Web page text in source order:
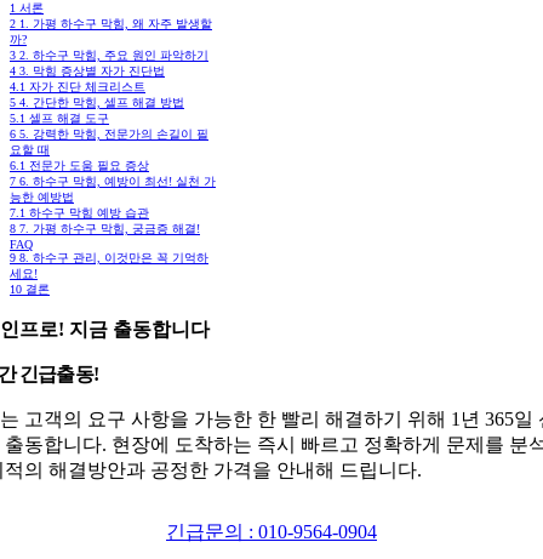
1 서론
2 1. 가평 하수구 막힘, 왜 자주 발생할
까?
3 2. 하수구 막힘, 주요 원인 파악하기
4 3. 막힘 증상별 자가 진단법
4.1 자가 진단 체크리스트
5 4. 간단한 막힘, 셀프 해결 방법
5.1 셀프 해결 도구
6 5. 강력한 막힘, 전문가의 손길이 필
요할 때
6.1 전문가 도움 필요 증상
7 6. 하수구 막힘, 예방이 최선! 실천 가
능한 예방법
7.1 하수구 막힘 예방 습관
8 7. 가평 하수구 막힘, 궁금증 해결!
FAQ
9 8. 하수구 관리, 이것만은 꼭 기억하
세요!
10 결론
프로! 지금 출동합니다
긴급출동!
고객의 요구 사항을 가능한 한 빨리 해결하기 위해 1년 365일
출동합니다. 현장에 도착하는 즉시 빠르고 정확하게 문제를 분
적의 해결방안과 공정한 가격을 안내해 드립니다.
긴급문의 : 010-9564-0904